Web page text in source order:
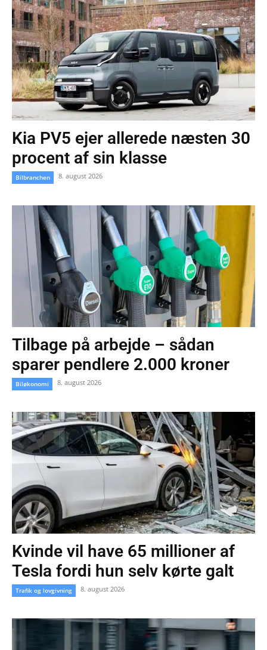
Kia PV5 ejer allerede næsten 30
procent af sin klasse
Bilbranchen 8. august 2026
Tilbage på arbejde – sådan
sparer pendlere 2.000 kroner
Biløkonomi 8. august 2026
Kvinde vil have 65 millioner af
Tesla fordi hun selv kørte galt
Trafik og lovgivning 8. august 2026